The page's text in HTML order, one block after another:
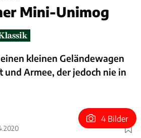
Mini-Unimog
kleinen Geländewagen
Armee, der jedoch nie in
Foto: Skoda
4 Bilder